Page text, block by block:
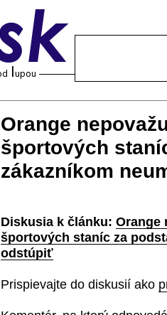
Orange
športových
zákazníkom
Diskusia k článku: Orange
športových staníc za
odstúpiť
Prispievajte do diskusií ako